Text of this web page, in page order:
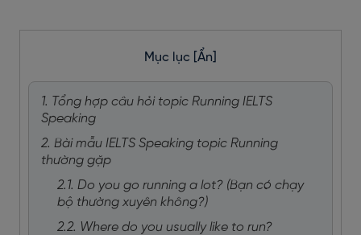
Mục lục [Ẩn]
1. Tổng hợp câu hỏi topic Running IELTS
Speaking
2. Bài mẫu IELTS Speaking topic Running
thường gặp
2.1. Do you go running a lot? (Bạn có chạy
bộ thường xuyên không?)
2.2. Where do you usually like to run?